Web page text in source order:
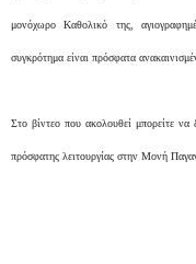
μονόχωρο Καθολικό της,
συγκρότημα είναι πρόσφατα
Στο βίντεο που ακολουθεί μπορείτε
πρόσφατης λειτουργίας στην Μονή